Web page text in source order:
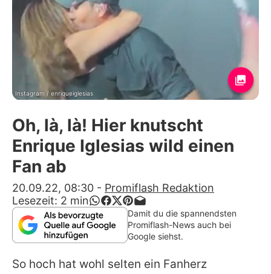
Filme & Serien
Lifestyle
Familie & Liebe
Promiflash Exklusiv
Alle Themen auf Promiflash
App runterladen
Team
Redaktionelle Richtlinien
Impressum
Instagram / enriqueiglesias
Oh, là, là! Hier knutscht
Enrique Iglesias wild einen
Fan ab
20.09.22, 08:30 - Promiflash Redaktion
Lesezeit: 2 min
Damit du die spannendsten
Promiflash-News auch bei
Google siehst.
So hoch hat wohl selten ein Fanherz